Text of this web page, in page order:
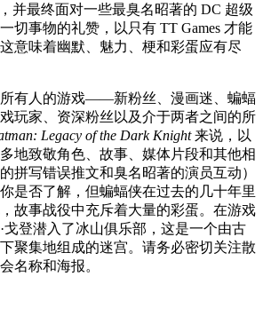
并最终面对一些最臭名昭著的 DC 超级
切事物的礼赞，以只有 TT Games 才能
意味着幽默、魅力、梗和彩蛋应有尽
有人的游戏——新粉丝、漫画迷、蝙蝠
玩家、资深粉丝以及介于两者之间的所
Legacy of the Dark Knight来说，以
地致敬角色、故事、媒体片段和其他相
拼写错误推文和臭名昭著的演员互动）
是否了解，但蝙蝠侠在过去的几十年里
故事战役中充斥着大量的彩蛋。在游戏
戈登潜入了冰山俱乐部，这是一个由古
聚集地组成的迷宫。请务必密切关注散
名称和海报。